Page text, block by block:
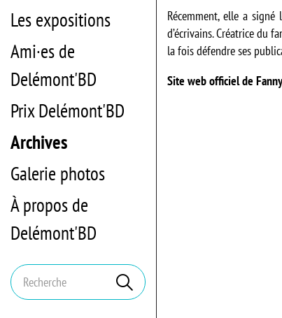
Les expositions
Ami·es de
Delémont'BD
Prix Delémont'BD
Archives
Galerie photos
À propos de
Delémont'BD
Mots
clés
Rechercher
Récemment, elle a signé
d’écrivains. Créatrice du
la fois défendre ses
Site web officiel de